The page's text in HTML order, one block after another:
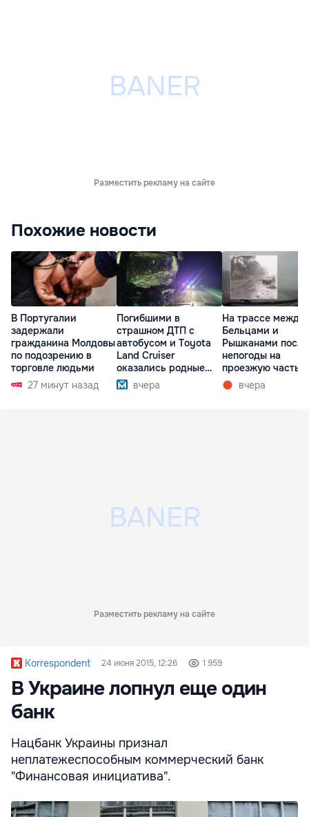
Разместить рекламу на сайте
Похожие новости
В Португалии
задержали
гражданина Молдовы
по подозрению в
торговле людьми
27 минут назад
Погибшими в
страшном ДТП с
автобусом и Toyota
Land Cruiser
оказались родные
братьявчера
На трассе между
Бельцами и
Рышканами после
непогоды на
проезжую часть
упали деревья
вчера
Разместить рекламу на сайте
Korrespondent 24 июня 2015, 12:26 1 959
В Украине лопнул еще один
банк
Нацбанк Украины признал
неплатежеспособным коммерческий банк
"Финансовая инициатива".